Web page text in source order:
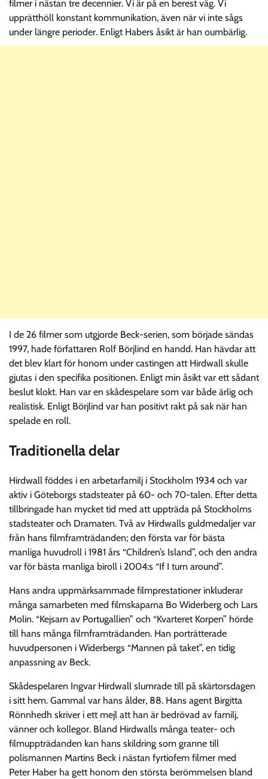
filmer i nästan tre decennier. Vi är på en berest väg. Vi
upprätthöll konstant kommunikation, även när vi inte sågs
under längre perioder. Enligt Habers åsikt är han oumbärlig.
I de 26 filmer som utgjorde Beck-serien, som började sändas
1997, hade författaren Rolf Börjlind en handd. Han hävdar att
det blev klart för honom under castingen att Hirdwall skulle
gjutas i den specifika positionen. Enligt min åsikt var ett sådant
beslut klokt. Han var en skådespelare som var både ärlig och
realistisk. Enligt Börjlind var han positivt rakt på sak när han
spelade en roll.
Traditionella delar
Hirdwall föddes i en arbetarfamilj i Stockholm 1934 och var
aktiv i Göteborgs stadsteater på 60- och 70-talen. Efter detta
tillbringade han mycket tid med att uppträda på Stockholms
stadsteater och Dramaten. Två av Hirdwalls guldmedaljer var
från hans filmframträdanden; den första var för bästa
manliga huvudroll i 1981 års “Children’s Island”, och den andra
var för bästa manliga biroll i 2004:s “If I turn around”.
Hans andra uppmärksammade filmprestationer inkluderar
många samarbeten med filmskaparna Bo Widerberg och Lars
Molin. “Kejsarn av Portugallien” och “Kvarteret Korpen” hörde
till hans många filmframträdanden. Han porträtterade
huvudpersonen i Widerbergs “Mannen på taket”, en tidig
anpassning av Beck.
Skådespelaren Ingvar Hirdwall slumrade till på skärtorsdagen
i sitt hem. Gammal var hans ålder, 88. Hans agent Birgitta
Rönnhedh skriver i ett mejl att han är bedrövad av familj,
vänner och kollegor. Bland Hirdwalls många teater- och
filmuppträdanden kan hans skildring som granne till
polismannen Martins Beck i nästan fyrtiofem filmer med
Peter Haber ha gett honom den största berömmelsen bland